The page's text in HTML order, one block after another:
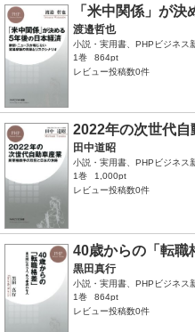
「米中関係」が
渡邉哲也
小説・実用書、PHPビジネス
1巻
864pt
レビュー投稿数0件
2022年の次世代自
田中道昭
小説・実用書、PHPビジネス
1巻
1,000pt
レビュー投稿数0件
40歳からの「転職
黒田真行
小説・実用書、PHPビジネス
1巻
864pt
レビュー投稿数0件